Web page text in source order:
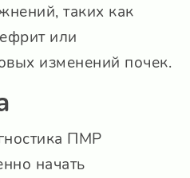
таких как
или
изменений почек.
ПМР
начать